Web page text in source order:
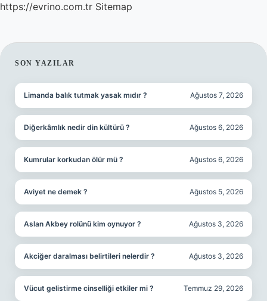
https://evrino.com.tr Sitemap
SIDEBAR
SON YAZILAR
Limanda balık tutmak yasak mıdır ? Ağustos 7, 2026
Diğerkâmlık nedir din kültürü ? Ağustos 6, 2026
Kumrular korkudan ölür mü ? Ağustos 6, 2026
Aviyet ne demek ? Ağustos 5, 2026
Aslan Akbey rolünü kim oynuyor ? Ağustos 3, 2026
Akciğer daralması belirtileri nelerdir ? Ağustos 3, 2026
Vücut gelistirme cinselliği etkiler mi ? Temmuz 29, 2026